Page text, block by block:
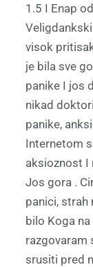
1.5 I Enap
visok
je bila sve
panike I jos
nikad
panike,
Internetom
aksioznost I
Jos gora .
panici, strah
bilo Koga
razgovaram
srusiti pred